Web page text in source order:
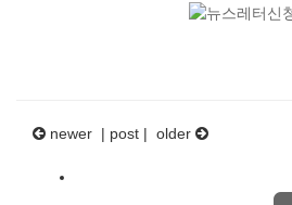
newer | post | older